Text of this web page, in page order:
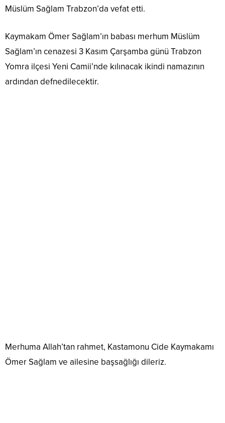
Müslüm Sağlam Trabzon’da vefat etti.
Kaymakam Ömer Sağlam’ın babası merhum Müslüm
Sağlam’ın cenazesi 3 Kasım Çarşamba günü Trabzon
Yomra ilçesi Yeni Camii’nde kılınacak ikindi namazının
ardından defnedilecektir.
Merhuma Allah’tan rahmet, Kastamonu Cide Kaymakamı
Ömer Sağlam ve ailesine başsağlığı dileriz.